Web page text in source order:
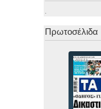
.
Πρωτοσέλιδα